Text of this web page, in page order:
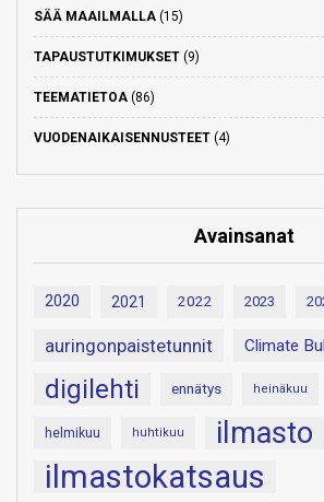
SÄÄ MAAILMALLA (15)
TAPAUSTUTKIMUKSET (9)
TEEMATIETOA (86)
VUODENAIKAISENNUSTEET (4)
Avainsanat
2020 2021 2022 2023
auringonpaistetunnit Climate
digilehti ennätys heinäkuu
helmikuu huhtikuu ilmasto
ilmastokatsaus